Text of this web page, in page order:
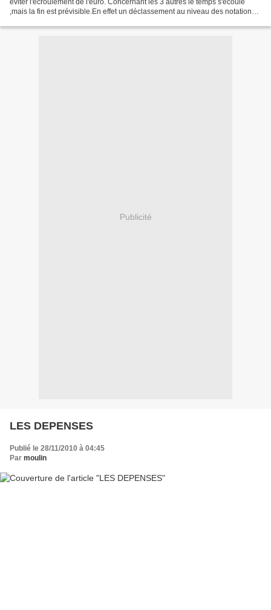
,mais la fin est prévisible.En effet un déclassement au niveau des notations
Publicité
LES DEPENSES
Publié le 28/11/2010 à 04:45
Par moulin